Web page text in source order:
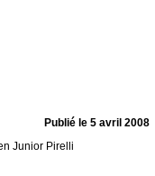
Publié le 5 avril 2008
Junior Pirelli